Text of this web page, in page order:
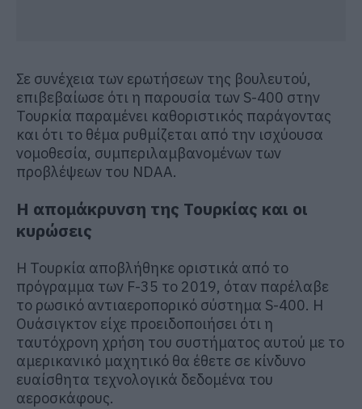
Σε συνέχεια των ερωτήσεων της βουλευτού,
επιβεβαίωσε ότι η παρουσία των S-400 στην
Τουρκία παραμένει καθοριστικός παράγοντας
και ότι το θέμα ρυθμίζεται από την ισχύουσα
νομοθεσία, συμπεριλαμβανομένων των
προβλέψεων του NDAA.
Η απομάκρυνση της Τουρκίας και οι
κυρώσεις
Η Τουρκία αποβλήθηκε οριστικά από το
πρόγραμμα των F-35 το 2019, όταν παρέλαβε
το ρωσικό αντιαεροπορικό σύστημα S-400. Η
Ουάσιγκτον είχε προειδοποιήσει ότι η
ταυτόχρονη χρήση του συστήματος αυτού με το
αμερικανικό μαχητικό θα έθετε σε κίνδυνο
ευαίσθητα τεχνολογικά δεδομένα του
αεροσκάφους.